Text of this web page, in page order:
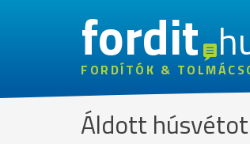
fordit
FORDÍTÓK &
Áldott